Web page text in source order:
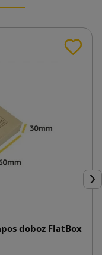
doboz FlatBox